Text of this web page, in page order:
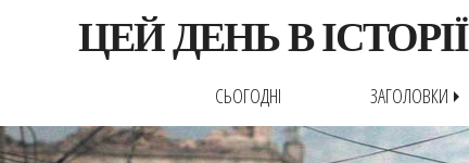
ЦЕЙ ДЕНЬ В ІСТОРІЇ
СЬОГОДНІ ЗАГОЛОВКИarrow_right